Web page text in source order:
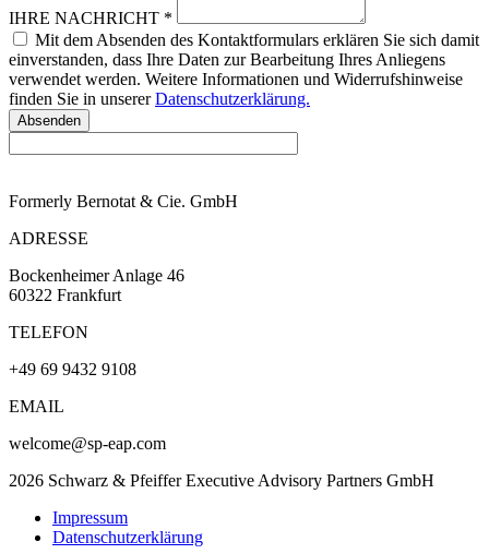
IHRE NACHRICHT *
Mit dem Absenden des Kontaktformulars erklären Sie sich damit
einverstanden, dass Ihre Daten zur Bearbeitung Ihres Anliegens
verwendet werden. Weitere Informationen und Widerrufshinweise
finden Sie in unsererDatenschutzerklärung.
Absenden
Formerly Bernotat & Cie. GmbH
ADRESSE
Bockenheimer Anlage 46
60322 Frankfurt
TELEFON
+49 69 9432 9108
EMAIL
welcome@sp-eap.com
2026 Schwarz & Pfeiffer Executive Advisory Partners GmbH
Impressum
Datenschutzerklärung